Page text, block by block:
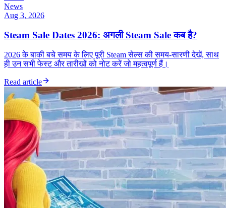
News
Aug 3, 2026
Steam Sale Dates 2026: अगली Steam Sale कब है?
2026 के बाकी बचे समय के लिए पूरी Steam सेल्स की समय-सारणी देखें, साथ
ही उन सभी फेस्ट और तारीखों को नोट करें जो महत्वपूर्ण हैं।
Read article